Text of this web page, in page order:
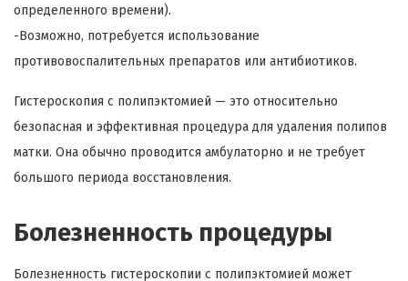
определенного времени).
-Возможно, потребуется использование
противовоспалительных препаратов или антибиотиков.
Гистероскопия с полипэктомией — это относительно
безопасная и эффективная процедура для удаления полипов
матки. Она обычно проводится амбулаторно и не требует
большого периода восстановления.
Болезненность процедуры
Болезненность гистероскопии с полипэктомией может